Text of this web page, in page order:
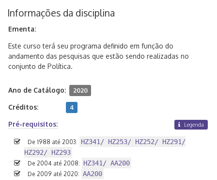
Informações da disciplina
Ementa:
Este curso terá seu programa definido em função do
andamento das pesquisas que estão sendo realizadas no
conjunto de Política.
Ano de Catálogo: 2020
Créditos: 4
Pré-requisitos: Legenda
De 1988 até 2003: HZ341/ HZ253/ HZ252/ HZ291/
HZ292/ HZ293
De 2004 até 2008: HZ341/ AA200
De 2009 até 2020: AA200